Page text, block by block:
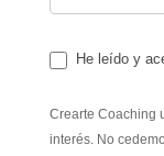
He leído y
Crearte Coaching
interés. No